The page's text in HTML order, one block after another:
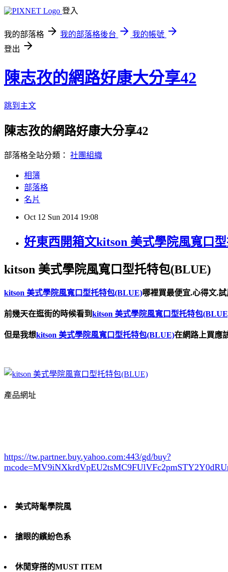
登入
我的部落格 我的部落格後台
我的帳號
登出
陳志孜的網路好康大分享42
跳到主文
陳志孜的網路好康大分享42
部落格全站分類： 社團組織
相簿
部落格
名片
Oct 12 Sun 2014 19:08
好東西開箱文kitson 美式學院風寬口
kitson 美式學院風寬口型托特包(BLUE)
kitson 美式學院風寬口型托特包(BLUE)哪裡買最便宜.心得文.
前幾天在逛街的時候看到 kitson 美式學院風寬口型托特包
但是我想kitson 美式學院風寬口型托特包(BLUE)在網路上買應
產品網址
https://tw.partner.buy.yahoo.com:443/gd/buy?
美式時髦學院風
搶眼的繽紛色系
休閒穿搭的MUST ITEM